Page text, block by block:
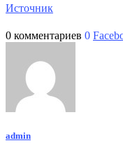
Источник
0 комментариев 0
admin